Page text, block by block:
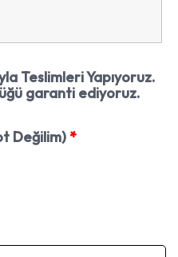
Teslimleri Yapıyoruz.
garanti ediyoruz.
Değilim)*